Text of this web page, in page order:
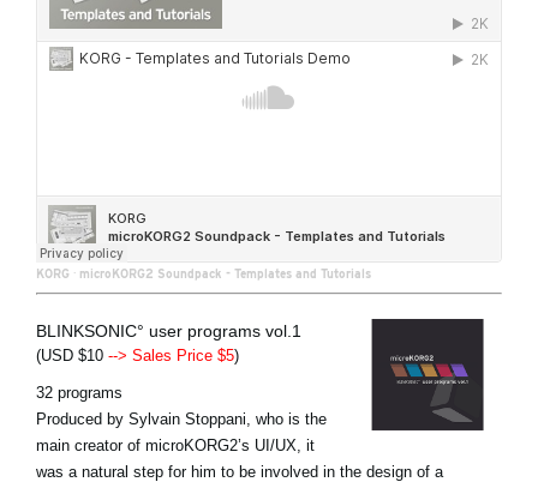
KORG · microKORG2 Soundpack - Templates and Tutorials
BLINKSONIC° user programs vol.1
(USD $10 --> Sales Price $5)
32 programs
Produced by Sylvain Stoppani, who is the
main creator of microKORG2’s UI/UX, it
was a natural step for him to be involved in the design of a